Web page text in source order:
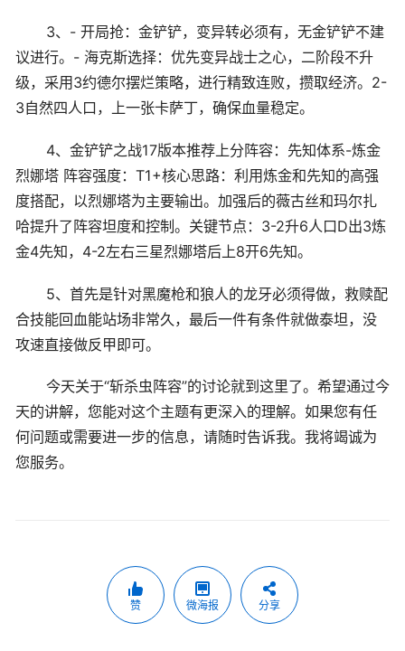
3、- 开局抢：金铲铲，变异转必须有，无金铲铲不建
议进行。- 海克斯选择：优先变异战士之心，二阶段不升
级，采用3约德尔摆烂策略，进行精致连败，攒取经济。2-
3自然四人口，上一张卡萨丁，确保血量稳定。
4、金铲铲之战17版本推荐上分阵容：先知体系-炼金
烈娜塔 阵容强度：T1+核心思路：利用炼金和先知的高强
度搭配，以烈娜塔为主要输出。加强后的薇古丝和玛尔扎
哈提升了阵容坦度和控制。关键节点：3-2升6人口D出3炼
金4先知，4-2左右三星烈娜塔后上8开6先知。
5、首先是针对黑魔枪和狼人的龙牙必须得做，救赎配
合技能回血能站场非常久，最后一件有条件就做泰坦，没
攻速直接做反甲即可。
今天关于“斩杀虫阵容”的讨论就到这里了。希望通过今
天的讲解，您能对这个主题有更深入的理解。如果您有任
何问题或需要进一步的信息，请随时告诉我。我将竭诚为
您服务。
赞 微海报 分享